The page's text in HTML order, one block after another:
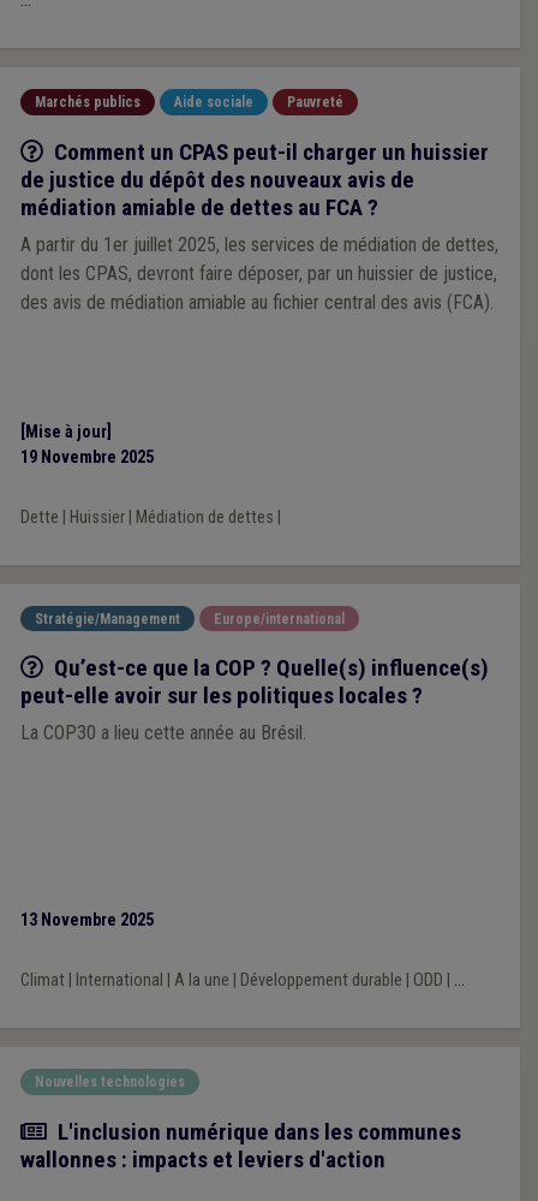
Marchés publics Aide sociale Pauvreté
Q/R
Comment un CPAS peut-il charger un huissier
de justice du dépôt des nouveaux avis de
médiation amiable de dettes au FCA ?
A partir du 1er juillet 2025, les services de médiation de dettes,
dont les CPAS, devront faire déposer, par un huissier de justice,
des avis de médiation amiable au fichier central des avis (FCA).
[Mise à jour]
19 Novembre 2025
Dette Huissier| Médiation de dettes
Stratégie/Management Europe/international
Q/R
Qu’est-ce que la COP ? Quelle(s) influence(s)
peut-elle avoir sur les politiques locales ?
La COP30 a lieu cette année au Brésil.
13 Novembre 2025
Climat| International A la une Développement durable ODD ...
Nouvelles technologies
Article
L'inclusion numérique dans les communes
wallonnes : impacts et leviers d'action